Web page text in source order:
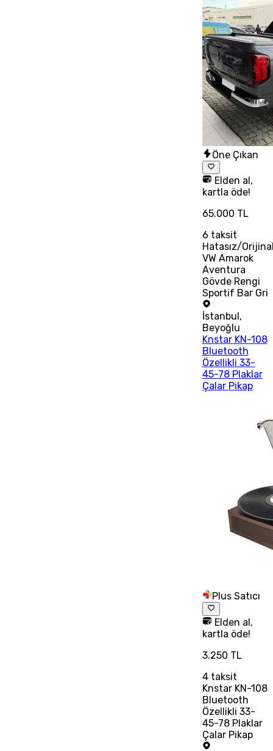
Öne Çıkan
Elden al,
kartla öde!
65.000 TL
6 taksit
Hatasız/
VW Amarok
Aventura
Gövde Rengi
Sportif Bar Gri
İstanbul ,
Beyoğlu
Knstar KN-108
Bluetooth
Özellikli 33-
45-78 Plaklar
Çalar Pikap
Plus Satıcı
Elden al,
kartla öde!
3.250 TL
4taksit
Knstar KN-108
Bluetooth
Özellikli 33-
45-78 Plaklar
Çalar Pikap